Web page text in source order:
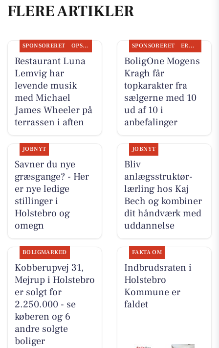
FLERE ARTIKLER
SPONSORERET OPSLAGSTAVLEN
Restaurant Luna
Lemvig har
levende musik
med Michael
James Wheeler på
terrassen i aften
SPONSORERET ERHVERV
BoligOne Mogens
Kragh får
topkarakter fra
sælgerne med 10
ud af 10 i
anbefalinger
JOBNYT
Savner du nye
græsgange? - Her
er nye ledige
stillinger i
Holstebro og
omegn
JOBNYT
Bliv
anlægsstruktør-
lærling hos Kaj
Bech og kombiner
dit håndværk med
uddannelse
BOLIGMARKED
Kobberupvej 31,
Mejrup i Holstebro
er solgt for
2.250.000 - se
køberen og 6
andre solgte
boliger
FAKTA OM
Indbrudsraten i
Holstebro
Kommune er
faldet